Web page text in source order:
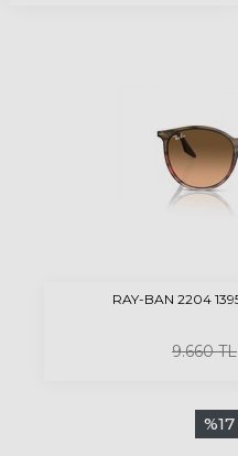
RAY-BAN 2204
9.660TL
%17